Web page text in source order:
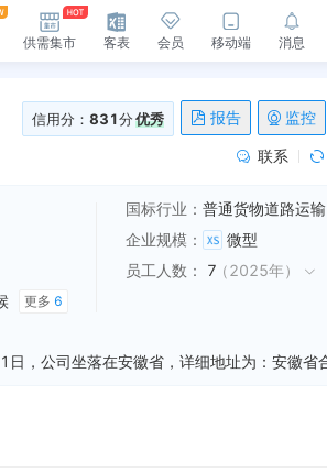
供需集市 客表 会员 移动端 消息
信用分： 831分优秀 报告 监控
联系
更多 6
国标行业： 普通货物道路运输
企业规模 ：
微型
员工人数 ： 7（2025年）